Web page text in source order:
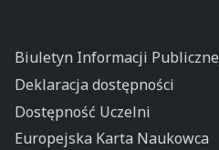
Biuletyn Informacji
Deklaracja dostępności
Dostępność Uczelni
Europejska Karta Naukowca